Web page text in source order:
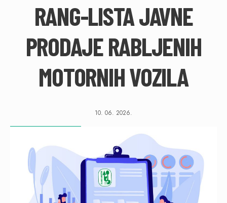
RANG-LISTA JAVNE
PRODAJE RABLJENIH
MOTORNIH VOZILA
10. 06. 2026.